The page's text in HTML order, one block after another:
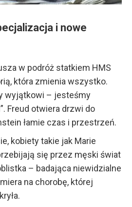
i nowe
w podróż statkiem HMS
która zmienia wszystko.
wyjątkowi – jesteśmy
Freud otwiera drzwi do
łamie czas i przestrzeń.
kobiety takie jak Marie
się przez męski świat
– badająca niewidzialne
na chorobę, której